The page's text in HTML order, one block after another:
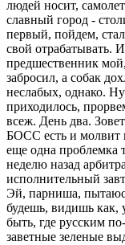
людей носит,
славный город -
первый, пойдем,
свой отрабатывать.
предшественник
забросил, а собак
неслабых, однако. Ну
приходилось,
всеж. День два.
БОСС есть и молвит
еще одна проблемка
неделю назад
исполнительный
Эй, парниша,
будешь, видишь как,
быть, где русским
заветные зеленые